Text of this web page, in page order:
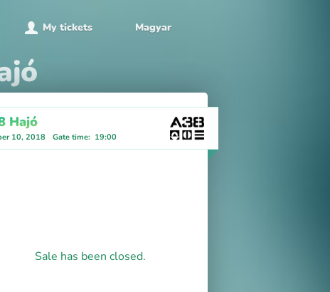
My tickets Magyar
Hajó
10, 2018 Gate time: 19:00
Sale has been closed.